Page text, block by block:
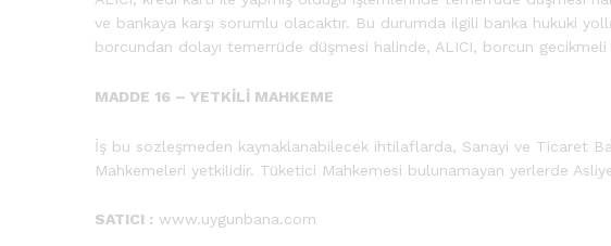
ve bankaya karşı sorumlu olacaktır. Bu durumda ilgili banka hukuki
borcundan dolayı temerrüde düşmesi halinde, ALICI, borcun gecikmeli
MADDE 16 – YETKİLİ MAHKEME
İş bu sözleşmeden kaynaklanabilecek ihtilaflarda, Sanayi ve Ticaret
Mahkemeleri yetkilidir. Tüketici Mahkemesi bulunamayan yerlerde
SATICI : www.uygunbana.com